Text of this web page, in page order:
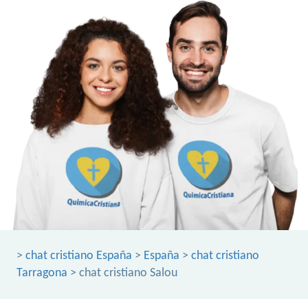
> chat cristiano España > España > chat cristiano
Tarragona > chat cristiano Salou